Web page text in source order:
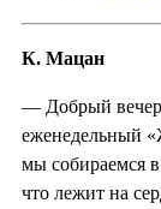
К. Мацан
— Добрый
еженедельный
мы собираемся
что лежит на